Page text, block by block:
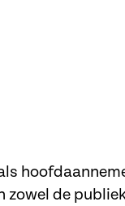
zowel de